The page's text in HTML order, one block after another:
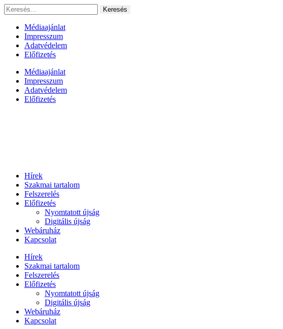
Ugrás
a
tartalomhoz
Keresés:
Médiaajánlat
Impresszum
Adatvédelem
Előfizetés
Médiaajánlat
Impresszum
Adatvédelem
Előfizetés
Hírek
Szakmai tartalom
Felszerelés
Előfizetés
Nyomtatott újság
Digitális újság
Webáruház
Kapcsolat
Hírek
Szakmai tartalom
Felszerelés
Előfizetés
Nyomtatott újság
Digitális újság
Webáruház
Kapcsolat